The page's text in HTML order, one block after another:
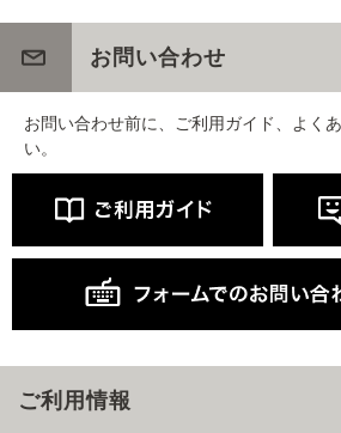
お問い合わせ
お問い合わせ前に、ご利用ガイド、よく
い。
ご利用情報